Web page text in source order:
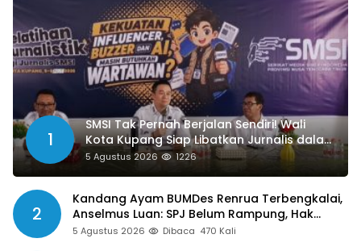
1
SMSI Tak Pernah Berjalan Sendiri! Wali
Kota Kupang Siap Libatkan Jurnalis dalam
Publikasi Program Pemkot
5 Agustus 2026 1226
2
Kandang Ayam BUMDes Renrua Terbengkalai,
Anselmus Luan: SPJ Belum Rampung, Hak
Aparat Desa Sejak Januari Belum Dibayar
5 Agustus 2026 Dibaca 470 Kali